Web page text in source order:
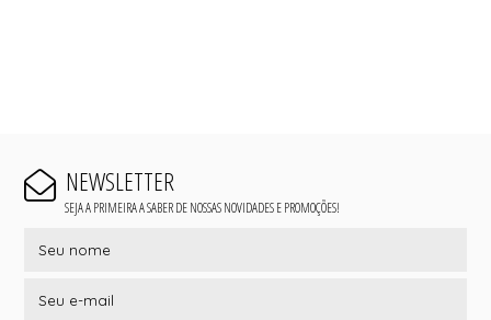
NEWSLETTER
SEJA A PRIMEIRA A SABER DE NOSSAS NOVIDADES E PROMOÇÕES!